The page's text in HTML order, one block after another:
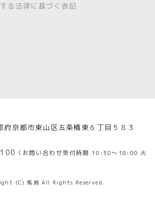
る法律に基づく表記
京都市東山区五条橋東６丁目５８３
（お問い合わせ受付時間 10:30〜18:00 火
(C) 馬鈴 All Rights Reserved.